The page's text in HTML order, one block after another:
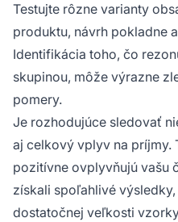
Testujte rôzne varianty
produktu, návrh pokladne
Identifikácia toho, čo
skupinou, môže výrazne
pomery.
Je rozhodujúce sledovať
aj celkový vplyv na príjmy.
pozitívne ovplyvňujú vašu
získali spoľahlivé
dostatočnej veľkosti